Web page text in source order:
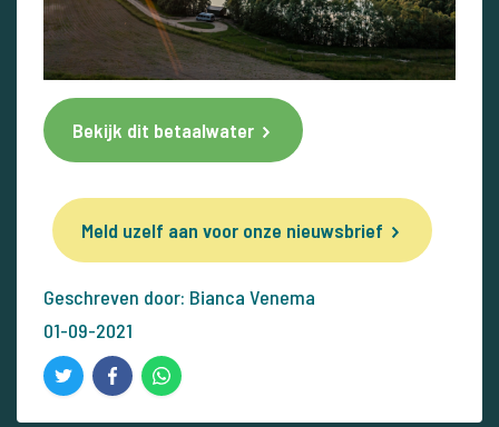
Bekijk dit betaalwater
Meld uzelf aan voor onze nieuwsbrief
Geschreven door: Bianca Venema
01-09-2021